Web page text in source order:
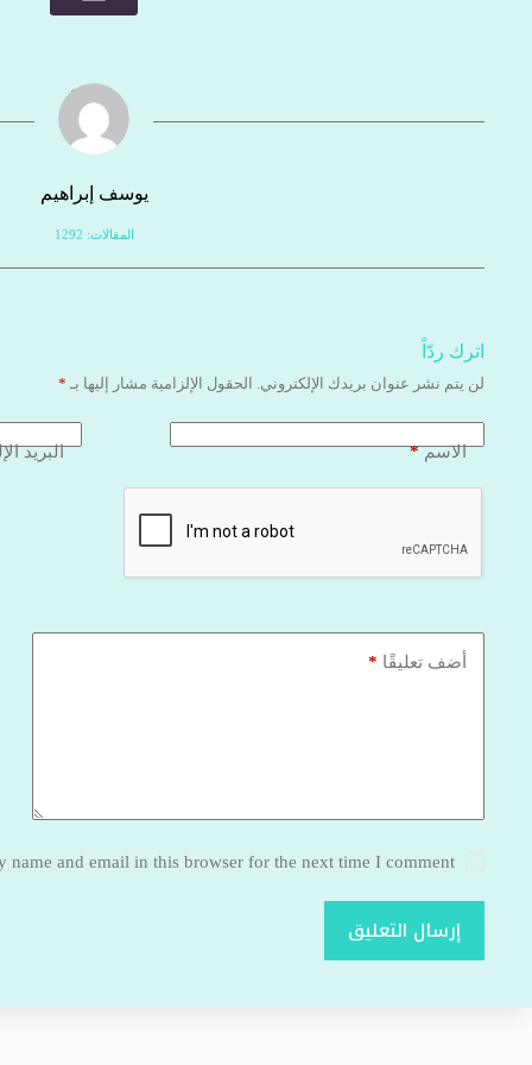
يوسف إبراهيم
المقالات: 1292
اترك ردّاً
لن يتم نشر عنوان بريدك الإلكتروني. الحقول الإلزامية مشار إليها بـ *
الاسم* البريد
أضف تعليقًا *
name and email in this browser for the next time I comment.
إرسال التعليق